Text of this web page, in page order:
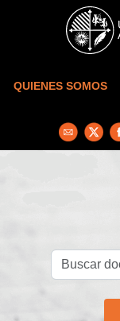
Skip to main content
QUIENES SOMOS